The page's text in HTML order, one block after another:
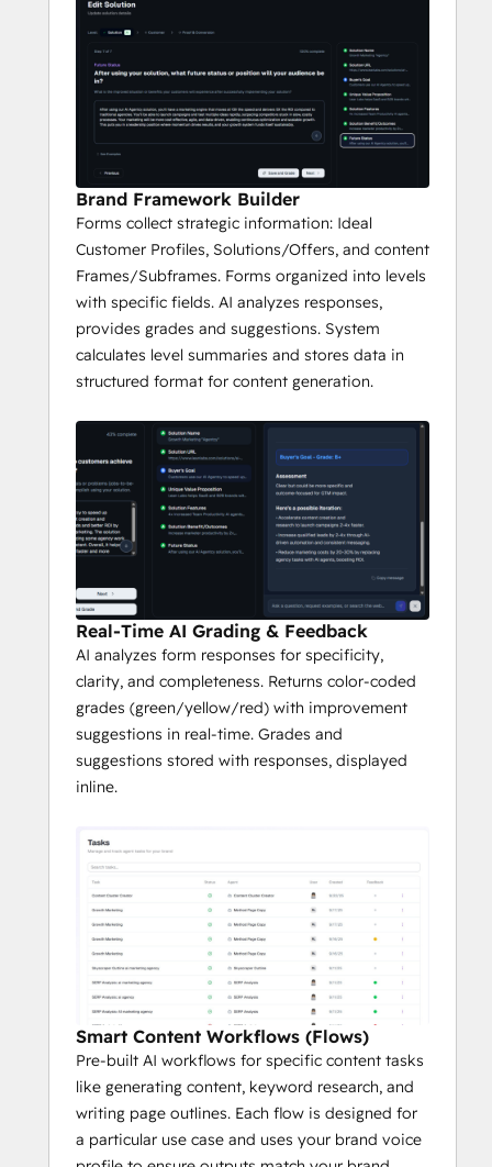
Brand Framework Builder
Forms collect strategic information: Ideal
Customer Profiles, Solutions/Offers, and content
Frames/Subframes. Forms organized into levels
with specific fields. AI analyzes responses,
provides grades and suggestions. System
calculates level summaries and stores data in
structured format for content generation.
Real-Time AI Grading & Feedback
AI analyzes form responses for specificity,
clarity, and completeness. Returns color-coded
grades (green/yellow/red) with improvement
suggestions in real-time. Grades and
suggestions stored with responses, displayed
inline.
Smart Content Workflows (Flows)
Pre-built AI workflows for specific content tasks
like generating content, keyword research, and
writing page outlines. Each flow is designed for
a particular use case and uses your brand voice